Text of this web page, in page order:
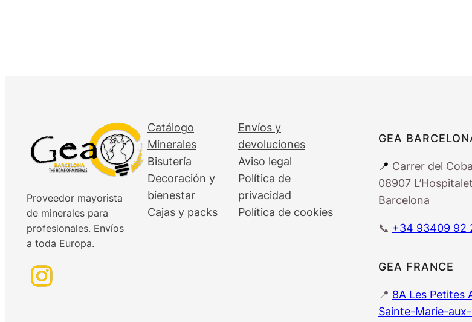
Proveedor mayorista
de minerales para
profesionales. Envíos
a toda Europa.
Catálogo
Minerales
Bisutería
Decoración y
bienestar
Cajas y packs
Envíos y
devoluciones
Aviso legal
Política de
privacidad
Política de cookies
GEA
📍 Carrer del
08907
Barcelona
📞 +34 93409 92
GEA FRANCE
📍 8A Les Petites
Sainte-Marie-